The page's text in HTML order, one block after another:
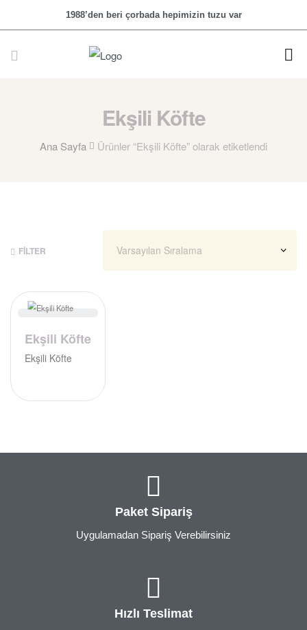
1988’den beri çorbada hepimizin tuzu var
Ekşili Köfte
Ana Sayfa Ürünler “Ekşili Köfte” olarak etiketlendi
FILTER
Ekşili Köfte
Ekşili Köfte
Paket Sipariş
Uygulamadan Sipariş Verebilirsiniz
Hızlı Teslimat